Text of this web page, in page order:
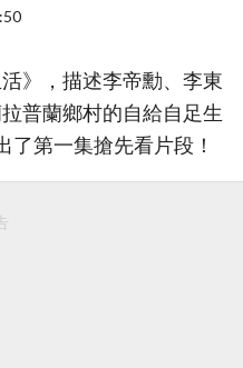
》，描述李帝勳、李東
普蘭鄉村的自給自足生
第一集搶先看片段！